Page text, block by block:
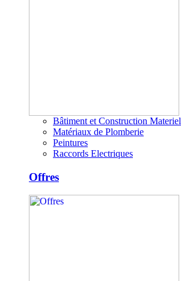
Bâtiment et Construction Materiel
Matériaux de Plomberie
Peintures
Raccords Electriques
Offres